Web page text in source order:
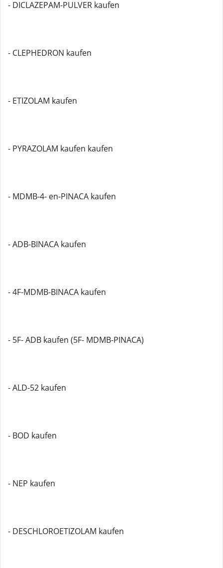
- DICLAZEPAM-PULVER kaufen
- CLEPHEDRON kaufen
- ETIZOLAM kaufen
- PYRAZOLAM kaufen kaufen
- MDMB-4- en-PINACA kaufen
- ADB-BINACA kaufen
- 4F-MDMB-BINACA kaufen
- 5F- ADB kaufen (5F- MDMB-PINACA)
- ALD-52 kaufen
- BOD kaufen
- NEP kaufen
- DESCHLOROETIZOLAM kaufen